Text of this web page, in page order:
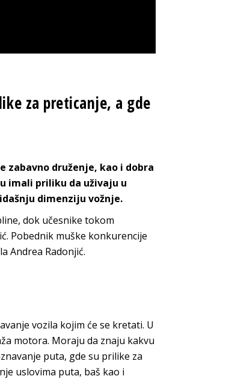
za preticanje, a gde
zabavno druženje, kao i dobra
imali priliku da uživaju u
dimenziju vožnje.
dok učesnike tokom
Pobednik muške konkurencije
Andrea Radonjić.
vozila kojim će se kretati. U
motora. Moraju da znaju kakvu
puta, gde su prilike za
uslovima puta, baš kao i